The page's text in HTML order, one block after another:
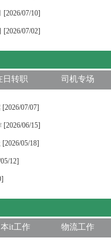
07/10]
07/02]
日转职 司机专场
07/07]
06/15]
05/18]
12]
本it工作 物流工作